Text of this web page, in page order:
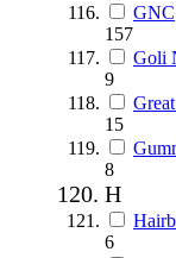
GNC
157
Goli
9
15
8
H
6